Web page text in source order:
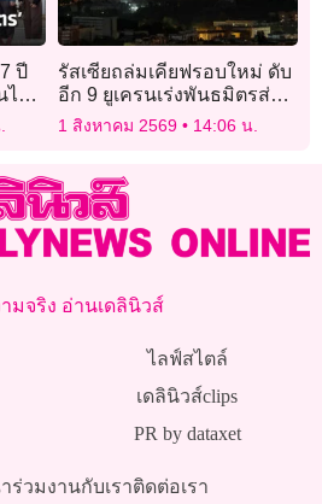
ปี
ไป
รัสเซียถล่มเคียฟรอบใหม่ ดับ
อีก 9 ยูเครนเร่งพันธมิตรส่ง
ระบบป้องกันภัยทางอากาศ
1 สิงหาคม 2569 14:06 น.
มจริง อ่านเดลินิวส์
ไลฟ์สไตล์
เดลินิวส์clips
PR by dataxet
ร่วมงานกับเราติดต่อเรา